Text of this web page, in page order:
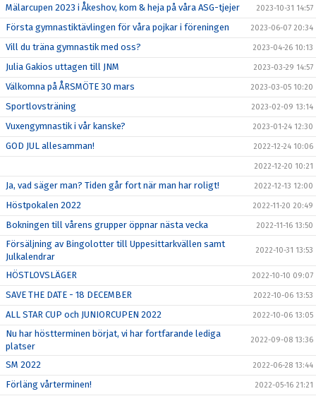
Mälarcupen 2023 i Åkeshov, kom & heja på våra ASG-tjejer 2023-10-31 14:57
Första gymnastiktävlingen för våra pojkar i föreningen 2023-06-07 20:34
Vill du träna gymnastik med oss? 2023-04-26 10:13
Julia Gakios uttagen till JNM 2023-03-29 14:57
Välkomna på ÅRSMÖTE 30 mars 2023-03-05 10:20
Sportlovsträning 2023-02-09 13:14
Vuxengymnastik i vår kanske? 2023-01-24 12:30
GOD JUL allesamman! 2022-12-24 10:06
2022-12-20 10:21
Ja, vad säger man? Tiden går fort när man har roligt! 2022-12-13 12:00
Höstpokalen 2022 2022-11-20 20:49
Bokningen till vårens grupper öppnar nästa vecka 2022-11-16 13:50
Försäljning av Bingolotter till Uppesittarkvällen samt
Julkalendrar
2022-10-31 13:53
HÖSTLOVSLÄGER 2022-10-10 09:07
SAVE THE DATE - 18 DECEMBER 2022-10-06 13:53
ALL STAR CUP och JUNIORCUPEN 2022 2022-10-06 13:05
Nu har höstterminen börjat, vi har fortfarande lediga
platser
2022-09-08 13:36
SM 2022 2022-06-28 13:44
Förläng vårterminen! 2022-05-16 21:21